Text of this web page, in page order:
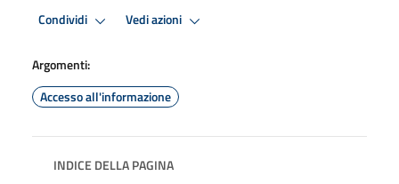
Condividi Vedi azioni
Argomenti:
Accesso all'informazione
INDICE DELLA PAGINA